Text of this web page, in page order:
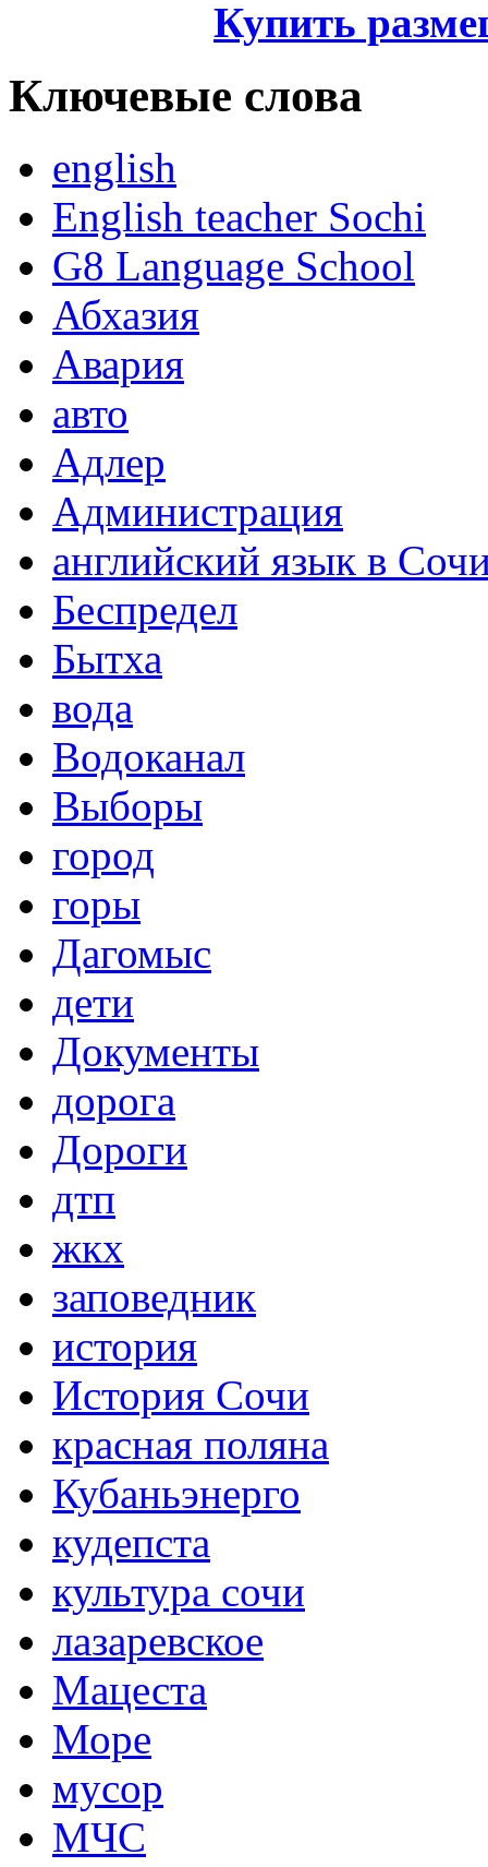
Купить
Ключевые слова
english
English teacher Sochi
G8 Language School
Абхазия
Авария
авто
Адлер
Администрация
английский язык в
Беспредел
Бытха
вода
Водоканал
Выборы
город
горы
Дагомыс
дети
Документы
дорога
Дороги
дтп
жкх
заповедник
история
История Сочи
красная поляна
Кубаньэнерго
кудепста
культура сочи
лазаревское
Мацеста
Море
мусор
МЧС